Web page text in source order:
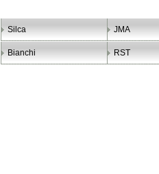
Silca JMA
Bianchi RST